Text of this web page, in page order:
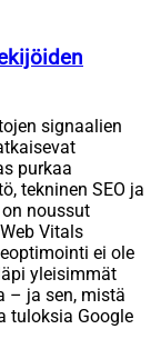
signaalien
purkaa
tekninen SEO ja
noussut
Vitals
ei ole
yleisimmät
– ja sen, mistä
tuloksia Google